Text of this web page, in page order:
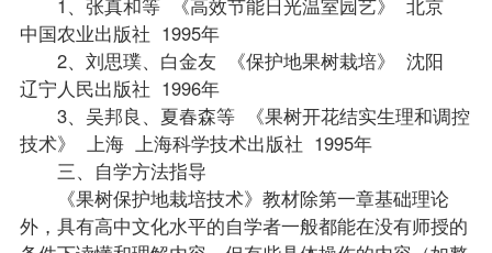
中国农业出版社 1995年
2、刘思璞、白金友 《保护地果树栽培》 沈阳
辽宁人民出版社 1996年
3、吴邦良、夏春森等 《果树开花结实生理和调控
技术》 上海 上海科学技术出版社 1995年
三、自学方法指导
《果树保护地栽培技术》教材除第一章基础理论
外，具有高中文化水平的自学者一般都能在没有师授的